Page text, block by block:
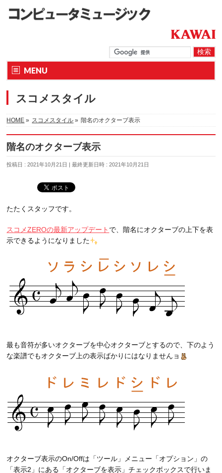
MENU
スコメスタイル
HOME » スコメスタイル » 階名のオクターブ表示
階名のオクターブ表示
投稿日 : 2021年10月21日 最終更新日時 : 2021年10月21日
たたくスタッフです。
スコメZEROの最新アップデート で、階名にオクターブの上下を表
示できるようになりました
最も音符が多いオクターブを中心オクターブとするので、下のよう
な楽譜でもオクターブ上の表示ばかりにはなりませんョ
オクターブ表示のOn/Offは「ツール」メニュー「オプション」の
「表示2」にある「オクターブを表示」チェックボックスで行いま